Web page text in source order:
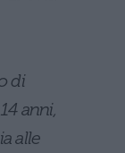
di
anni,
alle